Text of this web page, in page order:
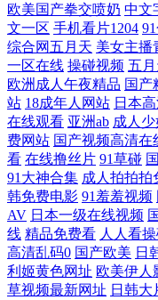
一页 成人97超碰香蕉在线
司机久久看高清 91久久足
欧美经典91爱爱 超碰精品
欧美曰 国产精品一区在线
区 男人天堂黄 国产精品久
久久 91农村站街熟女露脸
线草a 免费产品绘合精品
欧美国产拳交喷奶 中文
文一区 手机看片1204
综合网五月天 美女主播
一区在线 操碰视频 五
欧洲成人午夜精品 国产
站 18成年人网站 日本
在线观看 亚洲ab 成人
费网站 国产视频高清在
看 在线撸丝片 91草碰
91大神合集 成人拍拍拍
韩免费电影 91羞羞视频
AV 日本一级在线视频
线 精品免费看 人人看
高清乱码0 国产欧美 日
利姬黄色网址 欧美伊人
草视频最新网址 日韩大